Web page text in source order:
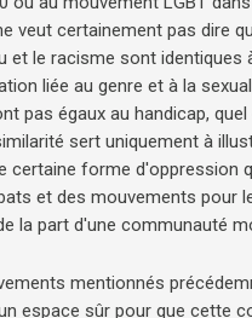
veut certainement pas dire
et le racisme sont identiques
liée au genre et à la
pas égaux au handicap,
sert uniquement à
certaine forme d'oppression
et des mouvements pour
la part d'une communauté
mentionnés
espace sûr pour que cette